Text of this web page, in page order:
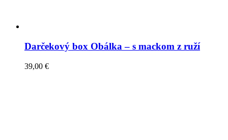
Darčekový box Obálka – s mackom z ruží
39,00 €